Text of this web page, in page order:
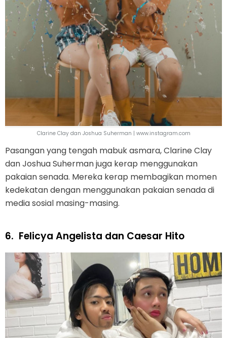
Clarine Clay dan Joshua Suherman | www.instagram.com
Pasangan yang tengah mabuk asmara, Clarine Clay
dan Joshua Suherman juga kerap menggunakan
pakaian senada. Mereka kerap membagikan momen
kedekatan dengan menggunakan pakaian senada di
media sosial masing-masing.
6. Felicya Angelista dan Caesar Hito